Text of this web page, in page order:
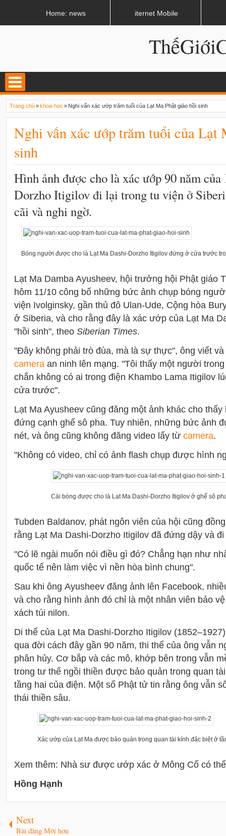
Trang chủ»khoa-hoc » Nghi vấn xác ướp trăm tuổi của Lạt Ma Phật giáo hồi sinh
Nghi vấn xác ướp trăm tuổi của Lạt
sinh
Hình ảnh được cho là xác ướp 90 năm
Dorzho Itigilov đi lại trong tu viện ở
cãi và nghi ngờ.
Bóng người được cho là Lạt Ma Dashi-Dorzho Itigilov đứng ở cửa trước
Lạt Ma Damba Ayusheev, hội trưởng hội Phật giáo
hôm 11/10 công bố những bức ảnh chụp bóng
viện Ivolginsky, gần thủ đô Ulan-Ude, Cộng hòa
ở Siberia, và cho rằng đây là xác ướp của Lạt Ma
"hồi sinh", theo Siberian Times.
"Đây không phải trò đùa, mà là sự thực", ông viết
camera an ninh lên mạng. "Tôi thấy một người
chắn không có ai trong điện Khambo Lama Itigilov
cửa trước".
Lạt Ma Ayusheev cũng đăng một ảnh khác cho
đứng cạnh ghế sô pha. Tuy nhiên, những bức ảnh
nét, và ông cũng không đăng video lấy từ camera.
"Không có video, chỉ có ảnh flash chụp được hình
Cái bóng được cho là Lạt Ma Dashi-Dorzho Itigilov ở ghế sô
Tubden Baldanov, phát ngôn viên của hội cũng
rằng Lạt Ma Dashi-Dorzho Itigilov đã đứng dậy và
"Có lẽ ngài muốn nói điều gì đó? Chẳng hạn như
quốc tế nên làm việc vì nền hòa bình chung".
Sau khi ông Ayusheev đăng ảnh lên Facebook,
và cho rằng hình ảnh đó chỉ là một nhân viên bảo
xách túi nilon.
Di thể của Lạt Ma Dashi-Dorzho Itigilov
qua đời cách đây gần 90 năm, thi thể của ông vẫn
phân hủy. Cơ bắp và các mô, khớp bên trong vẫn
trong tư thế ngồi thiền được bảo quản trong quan
tầng hai của điện. Một số Phật tử tin rằng ông vẫn
thái thiền sâu.
Xác ướp của Lạt Ma được bảo quản trong quan tài kính đặc biệt ở
Xem thêm: Nhà sư được ướp xác ở Mông Cổ có
Hồng Hạnh
Next
Bài đăng Mới hơn
Home: news iternet Mobile